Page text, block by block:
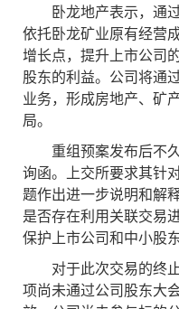
卧龙地产表示，通过
依托卧龙矿业原有经营
增长点，提升上市公司
股东的利益。公司将通
业务，形成房地产、矿
局。
重组预案发布后不久
询函。上交所要求其针
题作出进一步说明和解
是否存在利用关联交易
保护上市公司和中小股
对于此次交易的终止
项尚未通过公司股东大